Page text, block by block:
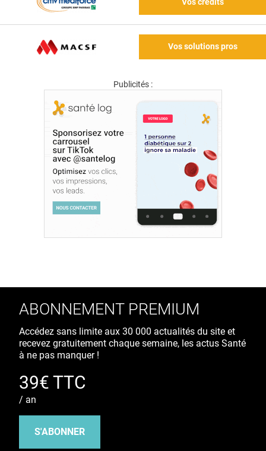
Vos crédits
Vos solutions pros
Publicités :
ABONNEMENT PREMIUM
Accédez sans limite aux 30 000 actualités du site et
recevez gratuitement chaque semaine, les actus Santé
à ne pas manquer !
39€ TTC
/ an
S'ABONNER